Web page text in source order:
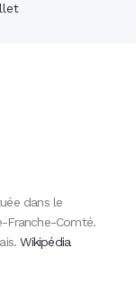
dans le
Franche-Comté.
Wikipédia